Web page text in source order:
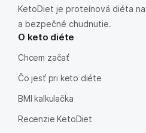
KetoDiet je proteínová diéta
a bezpečné chudnutie.
O keto diéte
Chcem začať
Čo jesť pri keto diéte
BMI kalkulačka
Recenzie KetoDiet